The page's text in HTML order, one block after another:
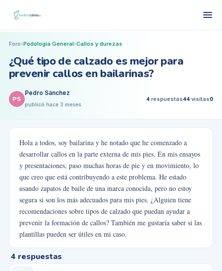
Foro›Podología General›Callos y durezas
¿Qué tipo de calzado es mejor para
prevenir callos en bailarinas?
PS
Pedro Sánchez
publicó hace 3 meses
4 respuestas44 visitas0
Hola a todos, soy bailarina y he notado que he comenzado a
desarrollar callos en la parte externa de mis pies. En mis ensayos
y presentaciones, paso muchas horas de pie y en movimiento, lo
que creo que está contribuyendo a este problema. He estado
usando zapatos de baile de una marca conocida, pero no estoy
segura si son los más adecuados para mis pies. ¿Alguien tiene
recomendaciones sobre tipos de calzado que puedan ayudar a
prevenir la formación de callos? También me gustaría saber si las
plantillas pueden ser útiles en mi caso.
4 respuestas